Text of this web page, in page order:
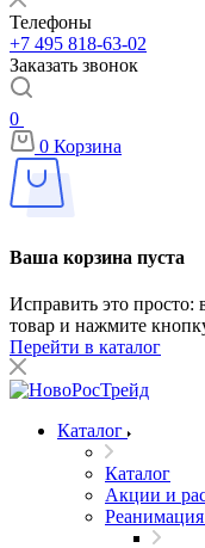
Телефоны
+7 495 818-63-02
Заказать звонок
0
0 Корзина
Ваша корзина пуста
Исправить это просто:
товар и нажмите
Перейти в каталог
Каталог
Каталог
Акции и
Реанимация